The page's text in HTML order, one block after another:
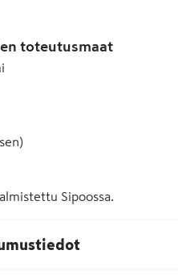
toteutusmaat
Sipoossa.